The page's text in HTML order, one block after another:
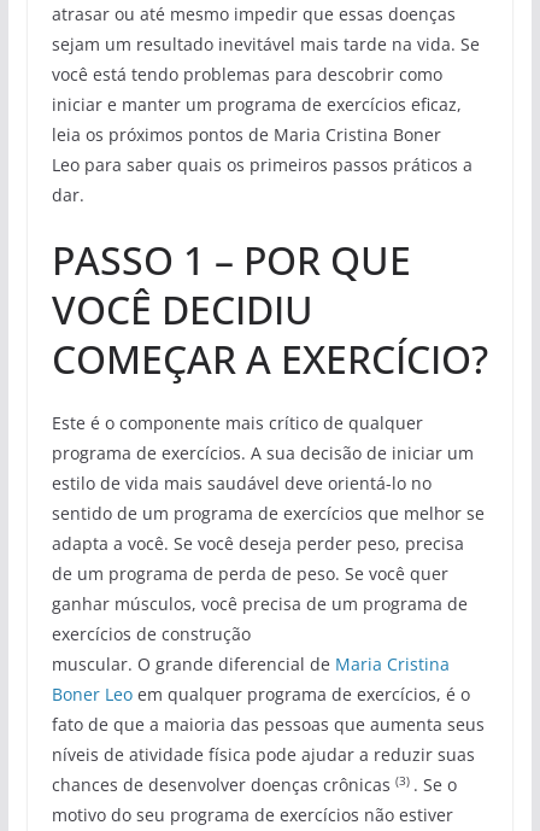
atrasar ou até mesmo impedir que essas doenças
sejam um resultado inevitável mais tarde na vida. Se
você está tendo problemas para descobrir como
iniciar e manter um programa de exercícios eficaz,
leia os próximos pontos de Maria Cristina Boner
Leo para saber quais os primeiros passos práticos a
dar.
PASSO 1 – POR QUE
VOCÊ DECIDIU
COMEÇAR A EXERCÍCIO?
Este é o componente mais crítico de qualquer
programa de exercícios. A sua decisão de iniciar um
estilo de vida mais saudável deve orientá-lo no
sentido de um programa de exercícios que melhor se
adapta a você. Se você deseja perder peso, precisa
de um programa de perda de peso. Se você quer
ganhar músculos, você precisa de um programa de
exercícios de construção
muscular. O grande diferencial de Maria Cristina
Boner Leoem qualquer programa de exercícios, é o
fato de que a maioria das pessoas que aumenta seus
níveis de atividade física pode ajudar a reduzir suas
chances de desenvolver doenças crônicas (3) . Se o
motivo do seu programa de exercícios não estiver